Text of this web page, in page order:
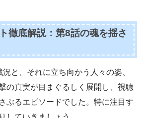
徹底解説：第8話の魂を揺さ
と、それに立ち向かう人々の姿、
の真実が目まぐるしく展開し、視聴
ぶるエピソードでした。特に注目す